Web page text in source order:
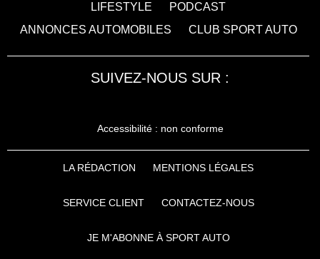
LIFESTYLE
PODCAST
ANNONCES AUTOMOBILES
CLUB SPORT AUTO
SUIVEZ-NOUS SUR :
Accessibilité : non conforme
LA RÉDACTION MENTIONS LÉGALES
SERVICE CLIENT CONTACTEZ-NOUS
JE M'ABONNE À SPORT AUTO